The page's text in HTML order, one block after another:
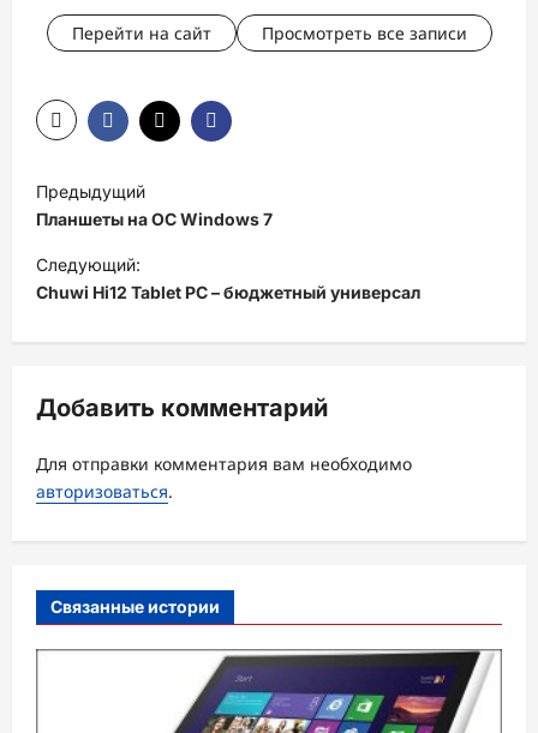
Перейти на сайт Просмотреть все записи
а
в
и
ц
я
з
а
п
и
с
Предыдущий
Планшеты на ОС Windows 7
Следующий:
Chuwi Hi12 Tablet PC – бюджетный универсал
Добавить комментарий
Для отправки комментария вам необходимо
авторизоваться.
Связанные истории